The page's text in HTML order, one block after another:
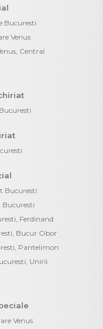
Bucuresti
Venus
Central
Bucuresti
Bucuresti
Ferdinand
Bucur Obor
Pantelimon
Unirii
Venus